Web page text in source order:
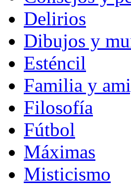
Delirios
Dibujos y
Esténcil
Familia y
Filosofía
Fútbol
Máximas
Misticismo